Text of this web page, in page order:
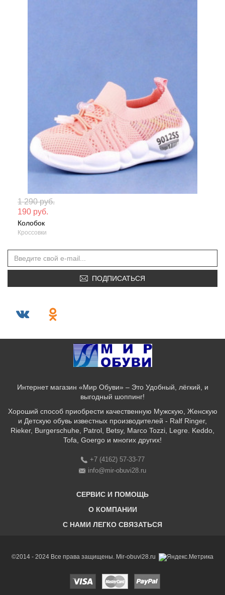
1 290 руб.
190 руб.
Колобок
Кроссовки
ПОДПИСАТЬСЯ
Интернет магазин «Мир Обуви» – Это Удобный, лёгкий, и
выгодный шоппинг!
Хороший способ приобрести качественную Мужскую, Женскую
и Детскую обувь известных производителей - Ralf Ringer,
Rieker, Burgerschuhe, Patrol, Betsy, Marco Tozzi, Legre. Keddo,
Tofa, Goergo и многих других!
+7 (4162) 57-33-77
info@mir-obuvi28.ru
СЕРВИС И ПОМОЩЬ
Бонусная программа
История компании
Контакты
О КОМПАНИИ
Бренды
C НАМИ ЛЕГКО СВЯЗАТЬСЯ
©2014 - 2024 Все права защищены. Mir-obuvi28.ru